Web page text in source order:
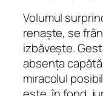
Volumul
renaște, se
izbăvește.
absența
miracolul